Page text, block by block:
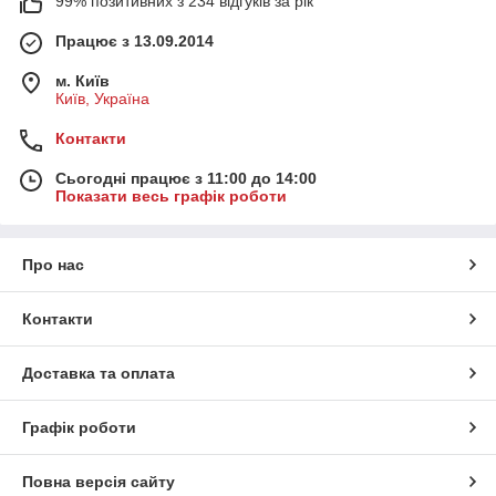
Працює з 13.09.2014
м. Київ
Київ, Україна
Контакти
Сьогодні працює з 11:00 до 14:00
Показати весь графік роботи
Про нас
Контакти
Доставка та оплата
Графік роботи
Повна версія сайту